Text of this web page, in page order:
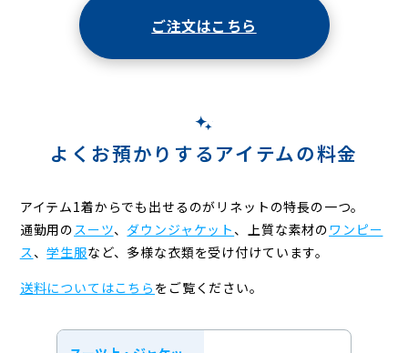
ご注文はこちら
よくお預かりするアイテムの料金
アイテム1着からでも出せるのがリネットの特長の一つ。
通勤用のスーツ、 ダウンジャケット 、上質な素材のワンピー
ス、学生服など、 多様な衣類を受け付けています。
送料についてはこちら をご覧ください。